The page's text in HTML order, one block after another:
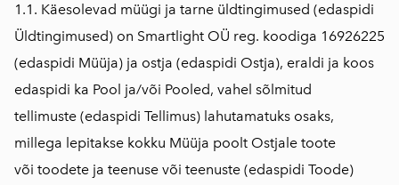
1.1. Käesolevad müügi ja tarne üldtingimused (edaspidi
Üldtingimused) on Smartlight OÜ reg. koodiga 16926225
(edaspidi Müüja) ja ostja (edaspidi Ostja), eraldi ja koos
edaspidi ka Pool ja/või Pooled, vahel sõlmitud
tellimuste (edaspidi Tellimus) lahutamatuks osaks,
millega lepitakse kokku Müüja poolt Ostjale toote
või toodete ja teenuse või teenuste (edaspidi Toode)